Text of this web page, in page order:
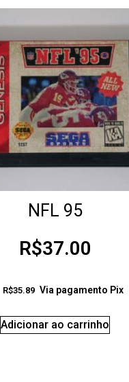
NFL 95
R$37.00
R$35.89 Via pagamento Pix
Adicionar ao carrinho